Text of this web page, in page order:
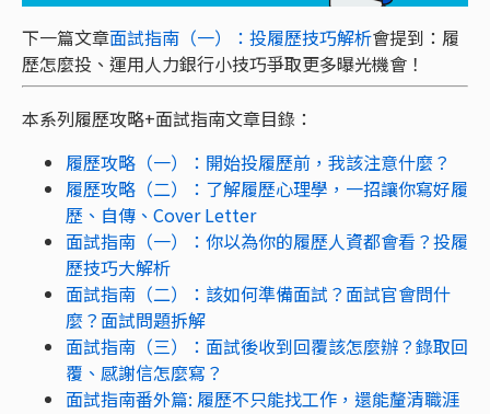
下一篇文章面試指南（一）：投履歷技巧解析會提到：履
歷怎麼投、運用人力銀行小技巧爭取更多曝光機會！
本系列履歷攻略+面試指南文章目錄：
履歷攻略（一）：開始投履歷前，我該注意什麼？
履歷攻略（二）：了解履歷心理學，一招讓你寫好履
歷、自傳、Cover Letter
面試指南（一）：你以為你的履歷人資都會看？投履
歷技巧大解析
面試指南（二）：該如何準備面試？面試官會問什
麼？面試問題拆解
面試指南（三）：面試後收到回覆該怎麼辦？錄取回
覆、感謝信怎麼寫？
面試指南番外篇: 履歷不只能找工作，還能釐清職涯